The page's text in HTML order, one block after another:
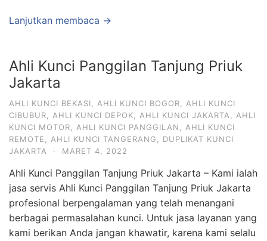
Lanjutkan membaca →
Ahli Kunci Panggilan Tanjung Priuk
Jakarta
AHLI KUNCI BEKASI AHLI KUNCI BOGOR
AHLI KUNCI
CIBUBUR
AHLI KUNCI DEPOK AHLI KUNCI JAKARTA
AHLI
KUNCI MOTOR
AHLI KUNCI PANGGILAN
AHLI KUNCI
REMOTE
AHLI KUNCI TANGERANG
DUPLIKAT KUNCI
JAKARTA
· MARET 4, 2022
Ahli Kunci Panggilan Tanjung Priuk Jakarta – Kami ialah
jasa servis Ahli Kunci Panggilan Tanjung Priuk Jakarta
profesional berpengalaman yang telah menangani
berbagai permasalahan kunci. Untuk jasa layanan yang
kami berikan Anda jangan khawatir, karena kami selalu